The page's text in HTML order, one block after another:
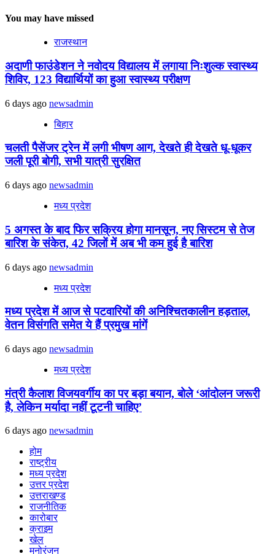
You may have missed
राजस्थान
अदाणी फाउंडेशन ने नवोदय विद्यालय में लगाया निःशुल्क स्वास्थ्य
शिविर, 123 विद्यार्थियों का हुआ स्वास्थ्य परीक्षण
6 days ago newsadmin
बिहार
चलती पैसेंजर ट्रेन में लगी भीषण आग, देखते ही देखते धू-धूकर
जली पूरी बोगी, सभी यात्री सुरक्षित
6 days ago newsadmin
मध्य प्रदेश
5 अगस्त के बाद फिर सक्रिय होगा मानसून, नए सिस्टम से तेज
बारिश के संकेत, 42 जिलों में अब भी कम हुई है बारिश
6 days ago newsadmin
मध्य प्रदेश
मध्य प्रदेश में आज से पटवारियों की अनिश्चितकालीन हड़ताल,
वेतन विसंगति समेत ये हैं प्रमुख मांगें
6 days ago newsadmin
मध्य प्रदेश
मंत्री कैलाश विजयवर्गीय का पर बड़ा बयान, बोले ‘आंदोलन जरूरी
है, लेकिन मर्यादा नहीं टूटनी चाहिए’
6 days ago newsadmin
होम
राष्ट्रीय
मध्य प्रदेश
उत्तर प्रदेश
उत्तराखण्ड
राजनीतिक
कारोबार
क्राइम
खेल
मनोरंजन